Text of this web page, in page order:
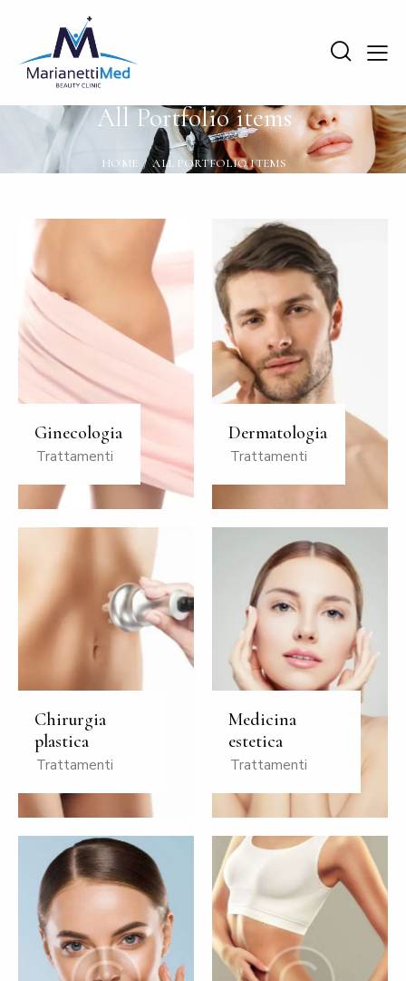
All Portfolio items
HOME ALL PORTFOLIO ITEMS
Ginecologia
Trattamenti
Dermatologia
Trattamenti
Chirurgia
plastica
Trattamenti
Medicina
estetica
Trattamenti